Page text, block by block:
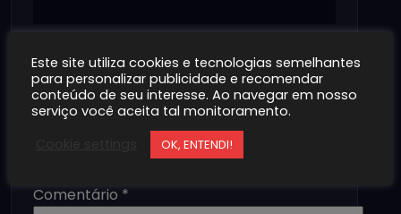
Deixe um comentário
O seu endereço de e-mail não será
Campos obrigatórios são
Comentário *
Este site utiliza cookies e tecnologias semelhantes
para personalizar publicidade e recomendar
conteúdo de seu interesse. Ao navegar em nosso
serviço você aceita tal monitoramento.
OK, ENTENDI!